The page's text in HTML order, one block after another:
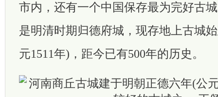
市内，还有一个中国保存最为完好古
是明清时期归德府城，现存地上古城
元1511年)，距今已有500年的历史。